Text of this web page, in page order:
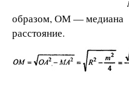
образом, ОМ — медиана
расстояние.